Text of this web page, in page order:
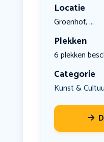
Locatie
Groenhof, ...
Plekken
6 plekken
Categorie
Kunst &